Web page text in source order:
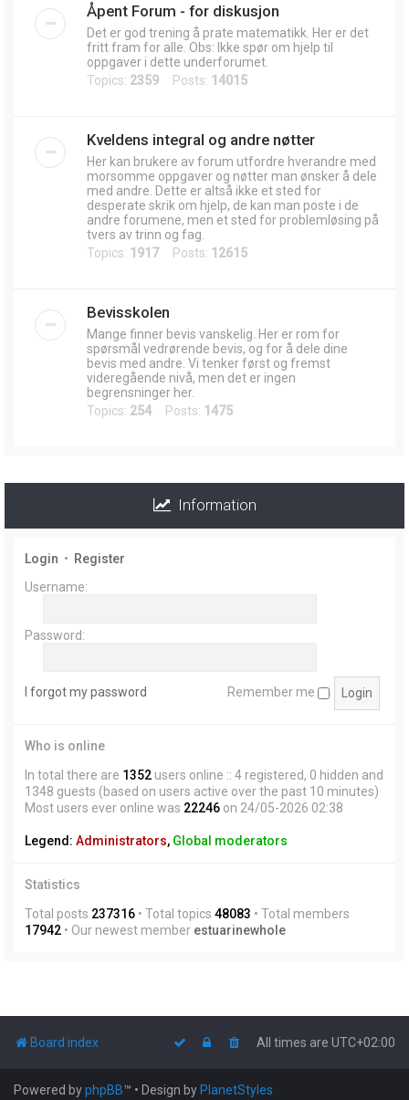
Åpent Forum - for diskusjon
Det er god trening å prate matematikk. Her er det
fritt fram for alle. Obs: Ikke spør om hjelp til
oppgaver i dette underforumet.
Topics: 2359 Posts: 14015
Kveldens integral og andre nøtter
Her kan brukere av forum utfordre hverandre med
morsomme oppgaver og nøtter man ønsker å dele
med andre. Dette er altså ikke et sted for
desperate skrik om hjelp, de kan man poste i de
andre forumene, men et sted for problemløsing på
tvers av trinn og fag.
Topics: 1917Posts: 12615
Bevisskolen
Mange finner bevis vanskelig. Her er rom for
spørsmål vedrørende bevis, og for å dele dine
bevis med andre. Vi tenker først og fremst
videregående nivå, men det er ingen
begrensninger her.
Topics: 254 Posts: 1475
Information
Login • Register
Username:
Password:
I forgot my password Remember me
Who is online
In total there are 1352 users online :: 4 registered, 0 hidden and
1348 guests (based on users active over the past 10 minutes)
Most users ever online was 22246 on 24/05-2026 02:38
Legend: Administrators, Global moderators
Statistics
Total posts 237316 • Total topics 48083 • Total members
17942 • Our newest member estuarinewhole
Board index All times are UTC+02:00
Powered byphpBB™ • Design by PlanetStyles